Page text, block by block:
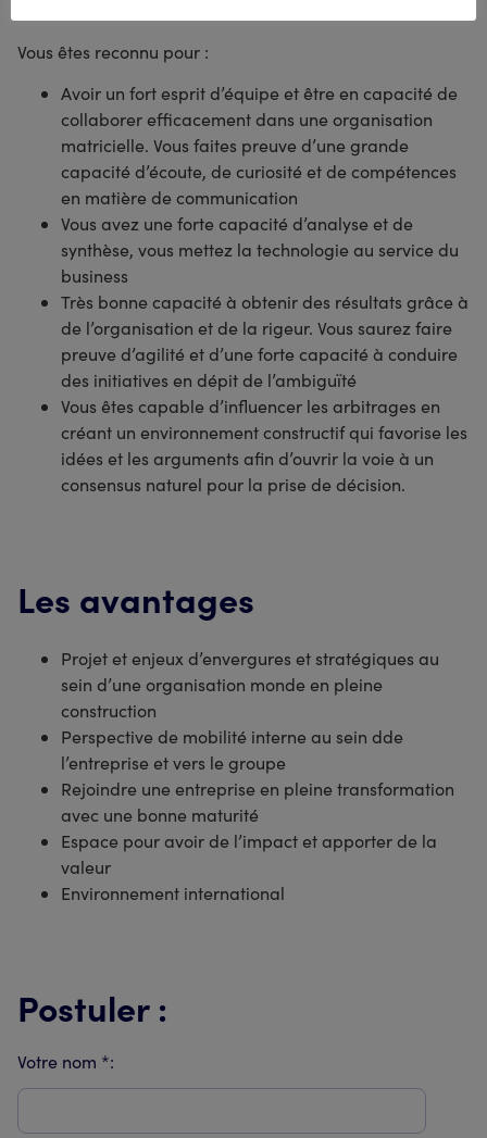
Vous êtes reconnu pour :
Avoir un fort esprit d’équipe et être en capacité de
collaborer efficacement dans une organisation
matricielle. Vous faites preuve d’une grande
capacité d’écoute, de curiosité et de compétences
en matière de communication
Vous avez une forte capacité d’analyse et de
synthèse, vous mettez la technologie au service du
business
Très bonne capacité à obtenir des résultats grâce à
de l’organisation et de la rigeur. Vous saurez faire
preuve d’agilité et d’une forte capacité à conduire
des initiatives en dépit de l’ambiguïté
Vous êtes capable d’influencer les arbitrages en
créant un environnement constructif qui favorise les
idées et les arguments afin d’ouvrir la voie à un
consensus naturel pour la prise de décision.
Les avantages
Projet et enjeux d’envergures et stratégiques au
sein d’une organisation monde en pleine
construction
Perspective de mobilité interne au sein dde
l’entreprise et vers le groupe
Rejoindre une entreprise en pleine transformation
avec une bonne maturité
Espace pour avoir de l’impact et apporter de la
valeur
Environnement international
Postuler :
Votre nom *: